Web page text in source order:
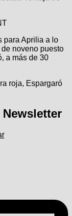
para Aprilia a lo
noveno puesto
a más de 30
roja, Espargaró